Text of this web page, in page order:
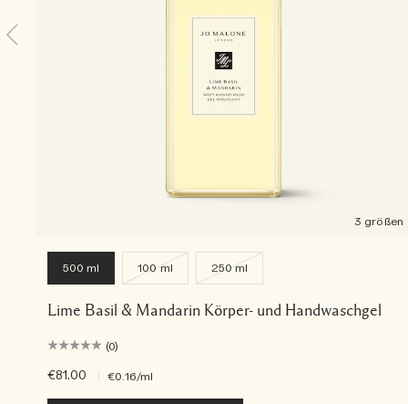
3 größen
500 ml 100 ml 250 ml
Lime Basil & Mandarin Körper- und Handwaschgel
(0)
€81.00 €0.16/ml